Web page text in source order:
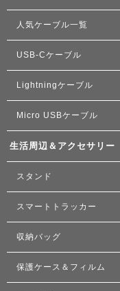
人気ケーブル一覧
USB-Cケーブル
Lightningケーブル
Micro USBケーブル
生活周辺＆アクセサリー
スタンド
スマートトラッカー
収納バッグ
保護ケース＆フィルム